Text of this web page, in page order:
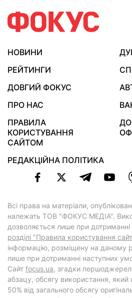
НОВИНИ
РЕЙТИНГИ
ДОВГИЙ ФОКУС
ПРО НАС
ПРАВИЛА
КОРИСТУВАННЯ
САЙТОМ
РЕДАКЦІЙНА ПОЛІТИКА
Всі права на матеріали,
належать ТОВ "ФОКУС МЕДІА".
дозволяється лише при
розділі "Правила користування
інформацію, розміщену на даному
лише при дотриманні наступних
Cайт focus.ua, згадки
абзацу, обсягу використання,
50% від загального обсягу